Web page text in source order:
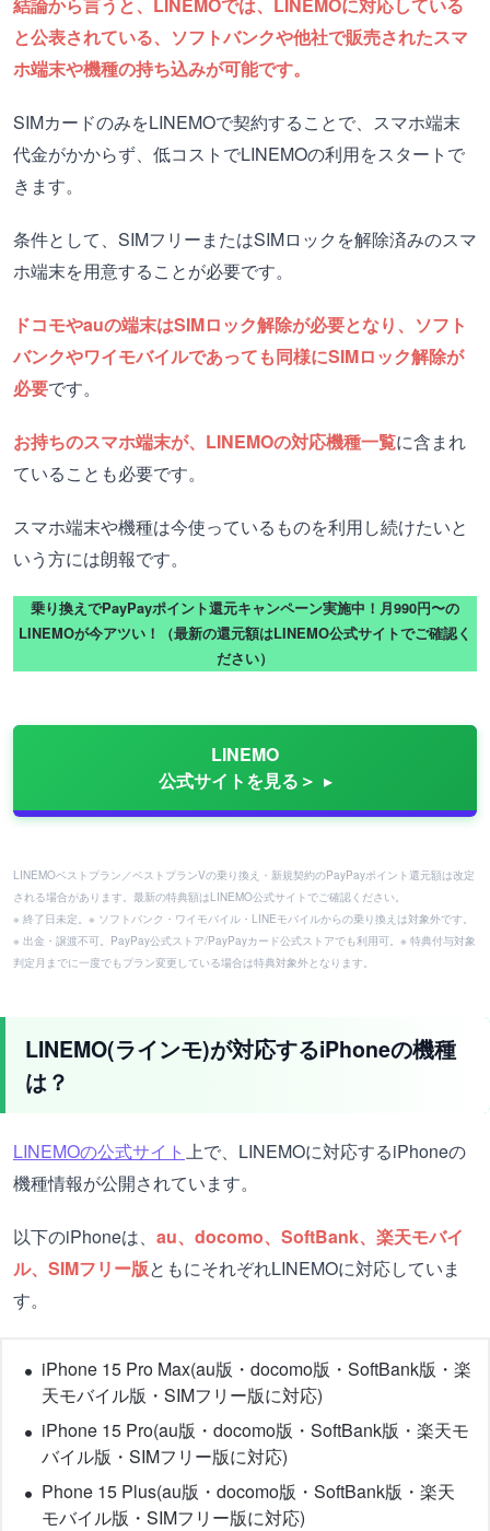
と公表されている、ソフトバンクや他社で販売されたスマ
ホ端末や機種の持ち込みが可能です。
SIMカードのみをLINEMOで契約することで、スマホ端末
代金がかからず、低コストでLINEMOの利用をスタートで
きます。
条件として、SIMフリーまたはSIMロックを解除済みのスマ
ホ端末を用意することが必要です。
ドコモやauの端末はSIMロック解除が必要となり、ソフト
バンクやワイモバイルであっても同様にSIMロック解除が
必要です。
お持ちのスマホ端末が、LINEMOの対応機種一覧に含まれ
ていることも必要です。
スマホ端末や機種は今使っているものを利用し続けたいと
いう方には朗報です。
乗り換えでPayPayポイント還元キャンペーン実施中！月990円〜の
LINEMOが今アツい！（最新の還元額はLINEMO公式サイトでご確認く
ださい）
LINEMO
公式サイトを見る＞
LINEMOベストプラン／ベストプランVの乗り換え・新規契約のPayPayポイント還元額は改定
される場合があります。最新の特典額はLINEMO公式サイトでご確認ください。
※ 終了日未定。※ ソフトバンク・ワイモバイル・LINEモバイルからの乗り換えは対象外です。
※ 出金・譲渡不可。PayPay公式ストア/PayPayカード公式ストアでも利用可。※ 特典付与対象
判定月までに一度でもプラン変更している場合は特典対象外となります。
LINEMO(ラインモ)が対応するiPhoneの機種
は？
LINEMOの公式サイト 上で、LINEMOに対応するiPhoneの
機種情報が公開されています。
以下のiPhoneは、 au、docomo、SoftBank、楽天モバイ
ル、SIMフリー版ともにそれぞれLINEMOに対応していま
す。
iPhone 15 Pro Max(au版・docomo版・SoftBank版・楽
天モバイル版・SIMフリー版に対応)
iPhone 15 Pro(au版・docomo版・SoftBank版・楽天モ
バイル版・SIMフリー版に対応)
Phone 15 Plus(au版・docomo版・SoftBank版・楽天
モバイル版・SIMフリー版に対応)